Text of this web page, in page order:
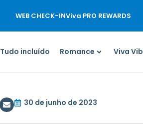
WEB CHECK-INViva PRO REWARDS
Tudo incluído Romance Viva
30 de junho de 2023